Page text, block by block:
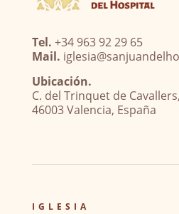
Tel. +34 963 92 29 65
Mail.
Ubicación.
C. del Trinquet de
46003 Valencia, España
IGLESIA